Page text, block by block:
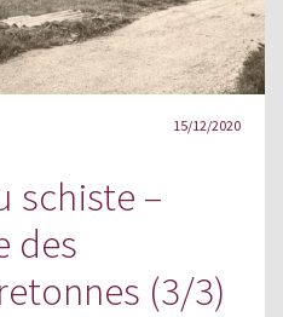
15/12/2020
schiste –
des
(3/3)